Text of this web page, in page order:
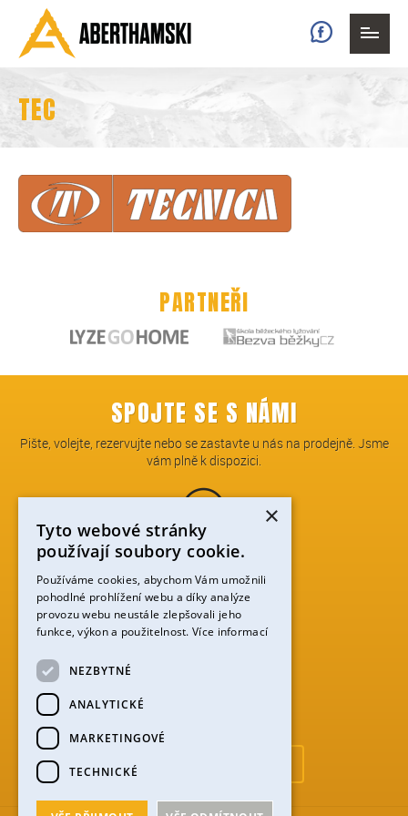
TEC
PARTNEŘI
SPOJTE SE S NÁMI
Pište, volejte, rezervujte nebo se zastavte u nás na prodejně. Jsme
vám plně k dispozici.
TELEFON:
+420 774 753 912
PERNINSKÁ 59, ABERTAMY,…
ZOBRAZIT NA MAPĚ
Obchodní podmínky (PDF)
×
Tyto webové stránky
používají soubory cookie.
Používáme cookies, abychom Vám umožnili
pohodlné prohlížení webu a díky analýze
provozu webu neustále zlepšovali jeho
funkce, výkon a použitelnost.Více informací
NEZBYTNÉ
ANALYTICKÉ
MARKETINGOVÉ
TECHNICKÉ